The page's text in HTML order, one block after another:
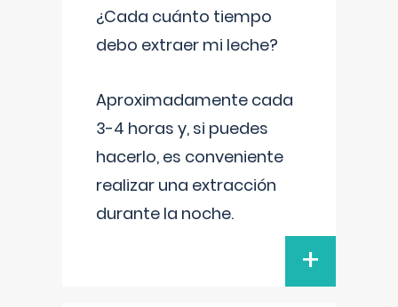
¿Cada cuánto tiempo
debo extraer mi leche?
Aproximadamente cada
3-4 horas y, si puedes
hacerlo, es conveniente
realizar una extracción
durante la noche.
+